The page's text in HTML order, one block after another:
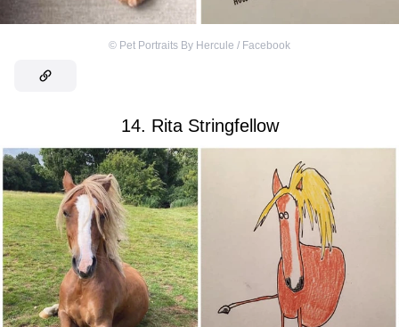
© Pet Portraits By Hercule / Facebook
14. Rita Stringfellow